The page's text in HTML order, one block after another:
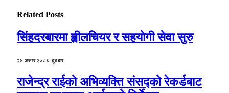
Related Posts
सिंहदरबारमा ह्वीलचियर र सहयोगी सेवा सुरु
२४ असार २०८३, बुधबार
राजेन्द्र राईको अभिव्यक्ति संसद्को रेकर्डबाट